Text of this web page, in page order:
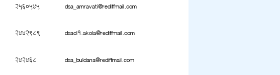
2560545
dsa_amravati@rediffmail.com
2442989
dsacl1.akola@rediffmail.com
242468 dsa_buldana@rediffmail.com